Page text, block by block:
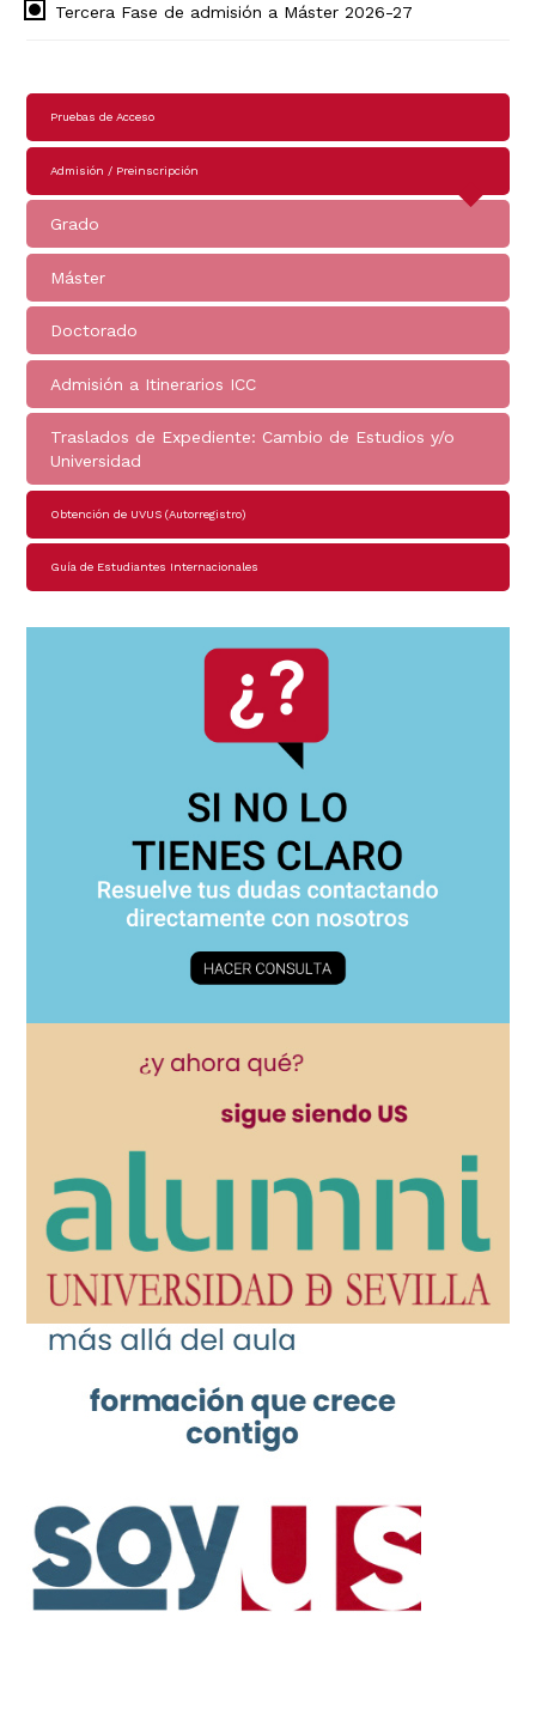
Tercera Fase de admisión a Máster 2026-27
Navegación
principal
Pruebas de Acceso
Admisión / Preinscripción
Grado
Máster
Doctorado
Admisión a Itinerarios ICC
Traslados de Expediente: Cambio de Estudios y/o
Universidad
Obtención de UVUS (Autorregistro)
Guía de Estudiantes Internacionales